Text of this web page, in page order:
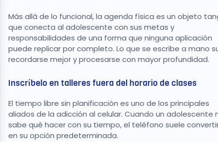
Más allá de lo funcional, la agenda física es un objeto
que conecta al adolescente con sus metas y
responsabilidades de una forma que ninguna aplicación
puede replicar por completo. Lo que se escribe a mano
recordarse mejor y procesarse con mayor profundidad.
Inscríbelo en talleres fuera del horario de clases
El tiempo libre sin planificación es uno de los principales
aliados de la adicción al celular. Cuando un adolescente
sabe qué hacer con su tiempo, el teléfono suele
en su opción predeterminada.